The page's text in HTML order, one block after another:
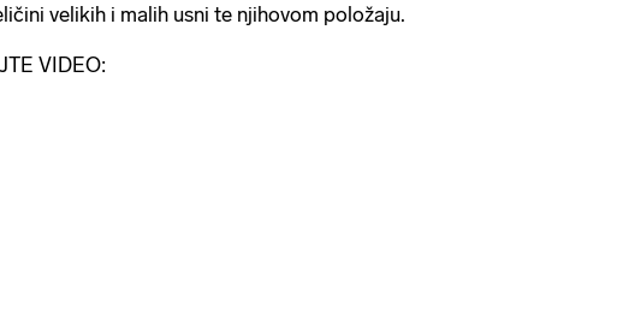
velikih i malih usni te njihovom položaju.
VIDEO: